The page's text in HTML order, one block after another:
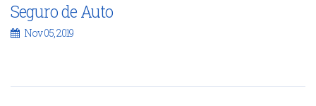
Seguro de Auto
Nov 05, 2019